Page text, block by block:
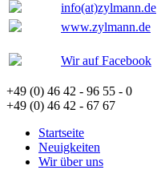
info(at)zylmann.de
www.zylmann.de
Wir auf Facebook
+49 (0) 46 42 - 96 55 - 0
+49 (0) 46 42 - 67 67
Startseite
Neuigkeiten
Wir über uns